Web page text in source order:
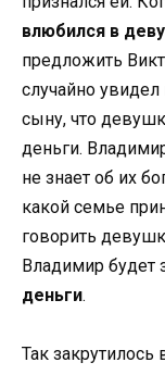
влюбился в
предложить
случайно
сыну, что
деньги.
не знает об их
какой семье
говорить
Владимир будет
деньги.
Так закрутилось